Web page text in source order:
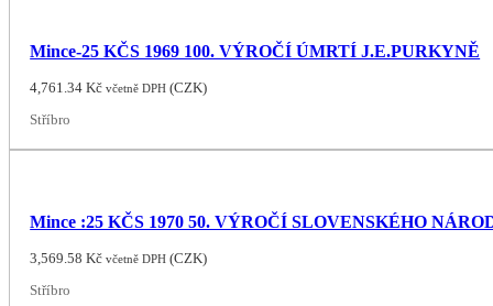
Mince-25 KČS 1969 100. VÝROČÍ ÚMRTÍ J.E.PURKYNĚ
4,761.34Kč včetně DPH (CZK)
Stříbro
Mince :25 KČS 1970 50. VÝROČÍ SLOVENSKÉHO
3,569.58Kč včetně DPH (CZK)
Stříbro